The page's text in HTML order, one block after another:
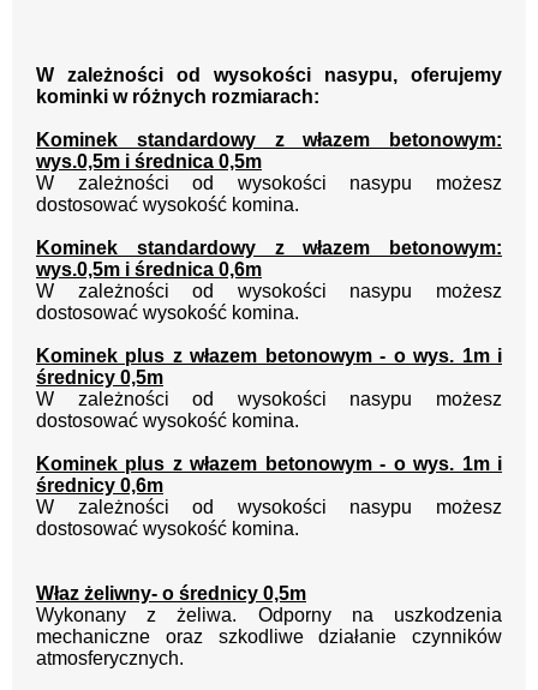
W zależności od wysokości nasypu, oferujemy
kominki w różnych rozmiarach:
Kominek standardowy z włazem betonowym:
wys.0,5m i średnica 0,5m
W zależności od wysokości nasypu możesz
dostosować wysokość komina.
Kominek standardowy z włazem betonowym:
wys.0,5m i średnica 0,6m
W zależności od wysokości nasypu możesz
dostosować wysokość komina.
Kominek plus z włazem betonowym - o wys. 1m i
średnicy 0,5m
W zależności od wysokości nasypu możesz
dostosować wysokość komina.
Kominek plus z włazem betonowym - o wys. 1m i
średnicy 0,6m
W zależności od wysokości nasypu możesz
dostosować wysokość komina.
Właz żeliwny- o średnicy 0,5m
Wykonany z żeliwa. Odporny na uszkodzenia
mechaniczne oraz szkodliwe działanie czynników
atmosferycznych.